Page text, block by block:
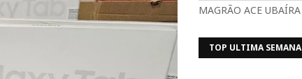
MAGRÃO ACE UBAÍRA
TOP ULTIMA SEMANA